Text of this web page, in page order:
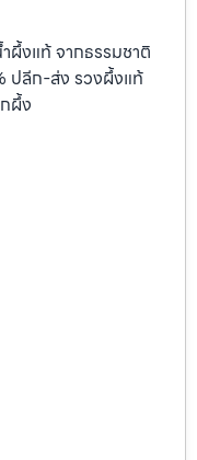
ผึ้งแท้ จากธรรมชาติ
ปลีก-ส่ง รวงผึ้งแท้
ผึ้ง